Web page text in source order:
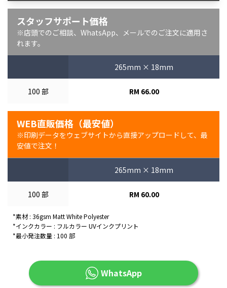
スタッフサポート価格
※店頭でのご相談、WhatsApp、メールでのご注文に適用さ
れます。
265mm × 18mm
100 部 RM 66.00
WEB直販価格（最安値）
※印刷データをウェブサイトから直接アップロードして、最
安値で注文！
265mm × 18mm
100 部 RM 60.00
*素材 : 36gsm Matt White Polyester
*インクカラー : フルカラー UVインクプリント
*最小発注数量 : 100 部
WhatsApp